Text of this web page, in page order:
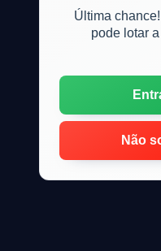
Última
pode lotar
Não